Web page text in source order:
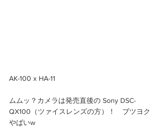
AK-100 x HA-11
ムムッ？カメラは発売直後の Sony DSC-
QX100（ツァイスレンズの方）！　ブツヨク
やばいw